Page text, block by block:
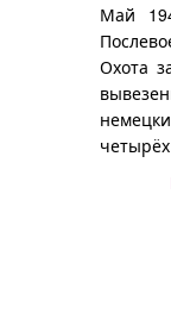
Май
Охота